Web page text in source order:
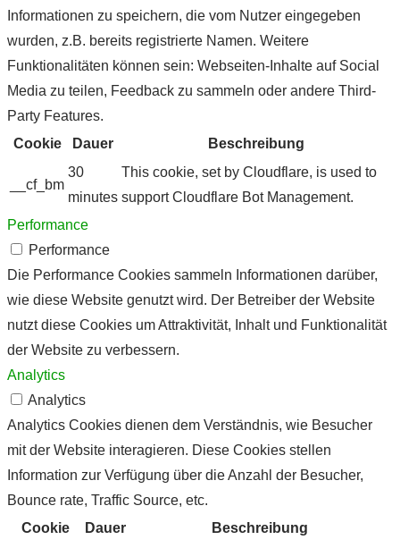
Informationen zu speichern, die vom Nutzer eingegeben
wurden, z.B. bereits registrierte Namen. Weitere
Funktionalitäten können sein: Webseiten-Inhalte auf Social
Media zu teilen, Feedback zu sammeln oder andere Third-
Party Features.
Cookie
Dauer Beschreibung
__cf_bm
30
minutes
This cookie, set by Cloudflare, is used to
support Cloudflare Bot Management.
Performance
Performance
Die Performance Cookies sammeln Informationen darüber,
wie diese Website genutzt wird. Der Betreiber der Website
nutzt diese Cookies um Attraktivität, Inhalt und Funktionalität
der Website zu verbessern.
Analytics
Analytics
Analytics Cookies dienen dem Verständnis, wie Besucher
mit der Website interagieren. Diese Cookies stellen
Information zur Verfügung über die Anzahl der Besucher,
Bounce rate, Traffic Source, etc.
Cookie
Dauer Beschreibung